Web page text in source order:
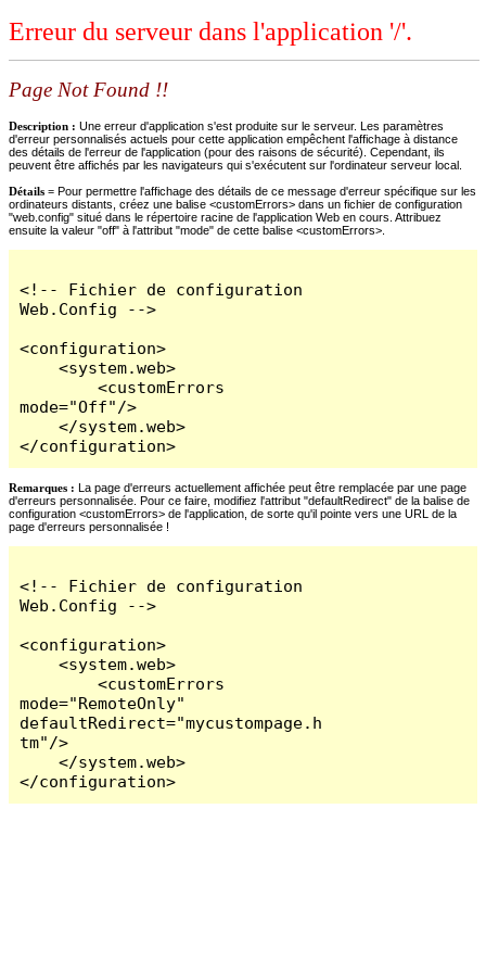
Erreur du serveur dans l'application '/'.
Page Not Found !!
Description : Une erreur d'application s'est produite sur le serveur. Les paramètres
d'erreur personnalisés actuels pour cette application empêchent l'affichage à distance
des détails de l'erreur de l'application (pour des raisons de sécurité). Cependant, ils
peuvent être affichés par les navigateurs qui s'exécutent sur l'ordinateur serveur local.
Détails = Pour permettre l'affichage des détails de ce message d'erreur spécifique sur les
ordinateurs distants, créez une balise <customErrors> dans un fichier de configuration
"web.config" situé dans le répertoire racine de l'application Web en cours. Attribuez
ensuite la valeur "off" à l'attribut "mode" de cette balise <customErrors>.
<!-- Fichier de configuration
Web.Config -->
<configuration>
    <system.web>
        <customErrors
mode="Off"/>
    </system.web>
</configuration>
Remarques : La page d'erreurs actuellement affichée peut être remplacée par une page
d'erreurs personnalisée. Pour ce faire, modifiez l'attribut "defaultRedirect" de la balise de
configuration <customErrors> de l'application, de sorte qu'il pointe vers une URL de la
page d'erreurs personnalisée !
<!-- Fichier de configuration
Web.Config -->
<configuration>
    <system.web>
        <customErrors
mode="RemoteOnly"
defaultRedirect="mycustompage.h
tm"/>
    </system.web>
</configuration>